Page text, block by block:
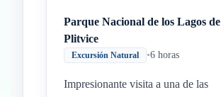
Parque Nacional de los Lagos de
Plitvice
Excursión Natural •6 horas
Impresionante visita a una de las